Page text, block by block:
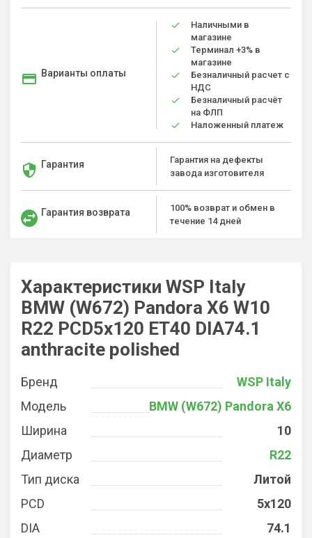
Варианты оплаты
Наличными в
магазине
Терминал +3% в
магазине
Безналичный расчет с
НДС
Безналичный расчёт
на ФЛП
Наложенный платеж
Гарантия
Гарантия на дефекты
завода изготовителя
Гарантия возврата
100% возврат и обмен в
течение 14 дней
Характеристики WSP Italy
BMW (W672) Pandora X6 W10
R22 PCD5x120 ET40 DIA74.1
anthracite polished
Бренд
WSP Italy
Модель
BMW (W672) Pandora X6
Ширина
10
Диаметр
R22
Тип диска
Литой
PCD
5x120
DIA
74.1